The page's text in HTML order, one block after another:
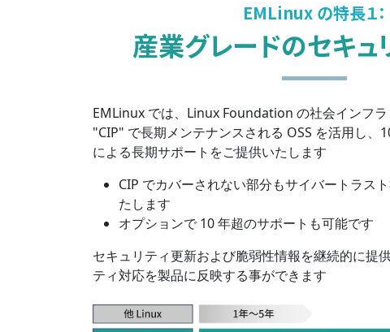
EMLinux の特長１：
産業グレードのセキュ
EMLinux では、Linux Foundation の社会インフラ
"CIP" で長期メンテナンスされる OSS を活用し、
による長期サポートをご提供いたします
CIP でカバーされない部分もサイバートラス
たします
オプションで 10 年超のサポートも可能です
セキュリティ更新および脆弱性情報を継続的に提
ティ対応を製品に反映する事ができます